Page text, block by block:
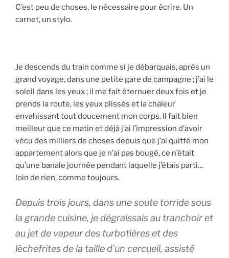
C’est peu de choses, le nécessaire pour écrire. Un
carnet, un stylo.
Je descends du train comme si je débarquais, après un
grand voyage, dans une petite gare de campagne ; j’ai le
soleil dans les yeux ; il me fait éternuer deux fois et je
prends la route, les yeux plissés et la chaleur
envahissant tout doucement mon corps. Il fait bien
meilleur que ce matin et déjà j’ai l’impression d’avoir
vécu des milliers de choses depuis que j’ai quitté mon
appartement alors que je n’ai pas bougé, ce n’était
qu’une banale journée pendant laquelle j’étais parti…
loin de rien, comme toujours.
Depuis trois jours, dans une soute torride sous
la grande cuisine, je dégraissais au tranchoir et
au jet de vapeur des turbotières et des
lèchefrites de la taille d’un cercueil, assisté